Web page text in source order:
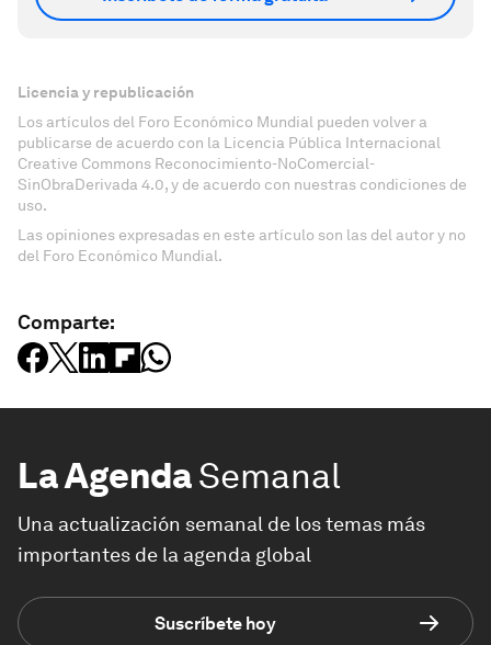
Licencia y republicación
Los artículos del Foro Económico Mundial pueden volver a
publicarse de acuerdo con la Licencia Pública Internacional
Creative Commons Reconocimiento-NoComercial-
SinObraDerivada 4.0, y de acuerdo con nuestras condiciones de
uso.
Las opiniones expresadas en este artículo son las del autor y no
del Foro Económico Mundial.
Comparte:
La AgendaSemanal
Una actualización semanal de los temas más
importantes de la agenda global
Suscríbete hoy